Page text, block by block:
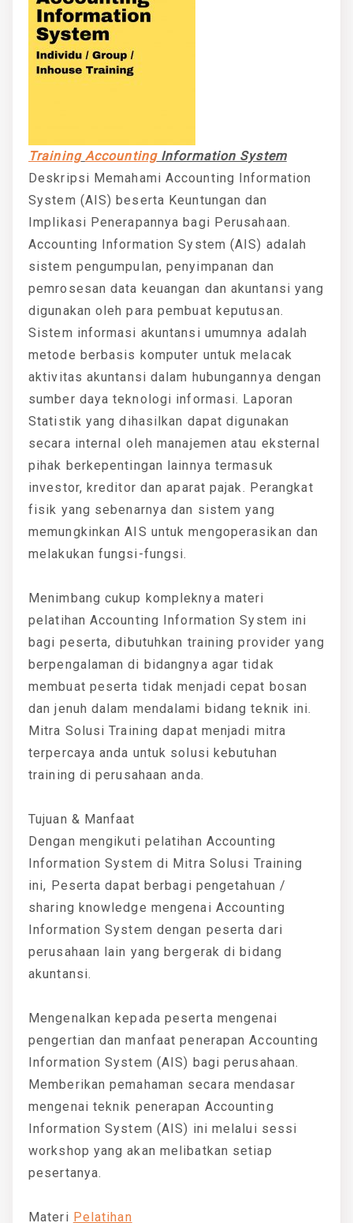
Training AccountingInformation System
Deskripsi Memahami Accounting Information
System (AIS) beserta Keuntungan dan
Implikasi Penerapannya bagi Perusahaan.
Accounting Information System (AIS) adalah
sistem pengumpulan, penyimpanan dan
pemrosesan data keuangan dan akuntansi yang
digunakan oleh para pembuat keputusan.
Sistem informasi akuntansi umumnya adalah
metode berbasis komputer untuk melacak
aktivitas akuntansi dalam hubungannya dengan
sumber daya teknologi informasi. Laporan
Statistik yang dihasilkan dapat digunakan
secara internal oleh manajemen atau eksternal
pihak berkepentingan lainnya termasuk
investor, kreditor dan aparat pajak. Perangkat
fisik yang sebenarnya dan sistem yang
memungkinkan AIS untuk mengoperasikan dan
melakukan fungsi-fungsi.
Menimbang cukup kompleknya materi
pelatihan Accounting Information System ini
bagi peserta, dibutuhkan training provider yang
berpengalaman di bidangnya agar tidak
membuat peserta tidak menjadi cepat bosan
dan jenuh dalam mendalami bidang teknik ini.
Mitra Solusi Training dapat menjadi mitra
terpercaya anda untuk solusi kebutuhan
training di perusahaan anda.
Tujuan & Manfaat
Dengan mengikuti pelatihan Accounting
Information System di Mitra Solusi Training
ini, Peserta dapat berbagi pengetahuan /
sharing knowledge mengenai Accounting
Information System dengan peserta dari
perusahaan lain yang bergerak di bidang
akuntansi.
Mengenalkan kepada peserta mengenai
pengertian dan manfaat penerapan Accounting
Information System (AIS) bagi perusahaan.
Memberikan pemahaman secara mendasar
mengenai teknik penerapan Accounting
Information System (AIS) ini melalui sessi
workshop yang akan melibatkan setiap
pesertanya.
Materi Pelatihan